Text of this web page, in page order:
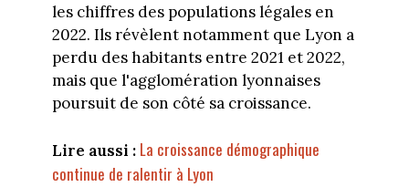
les chiffres des populations légales en
2022. Ils révèlent notamment que Lyon a
perdu des habitants entre 2021 et 2022,
mais que l'agglomération lyonnaises
poursuit de son côté sa croissance.
Lire aussi : La croissance démographique
continue de ralentir à Lyon